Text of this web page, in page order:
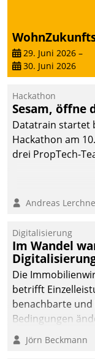
29. Juni 2026 –
30. Juni 2026
Hackathon
Sesam, öffne
Datatrain startet
Hackathon am
drei PropTech-
Andreas
Digitalisierung
Im Wandel
Die
betrifft
benachbarte
Bedingungen
technisch die
fürs Wachsen
Jörn Beckmann